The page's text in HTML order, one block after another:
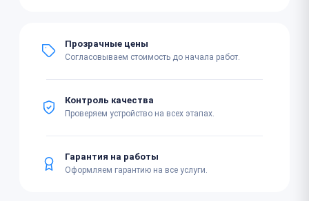
Прозрачные цены
Согласовываем стоимость до начала работ.
Контроль качества
Проверяем устройство на всех этапах.
Гарантия на работы
Оформляем гарантию на все услуги.